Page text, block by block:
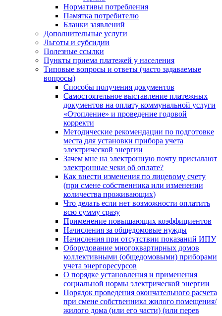
Нормативы потребления
Памятка потребителю
Бланки заявлений
Дополнительные услуги
Льготы и субсидии
Полезные ссылки
Пункты приема платежей у населения
Типовые вопросы и ответы (часто задаваемые
вопросы)
Способы получения документов
Самостоятельное выставление платежных
документов на оплату коммунальной услуги
«Отопление» и проведение годовой
корректи
Методические рекомендации по подготовке
места для установки прибора учета
электрической энергии
Зачем мне на электронную почту присылают
электронные чеки об оплате?
Как внести изменения по лицевому счету
(при смене собственника или изменении
количества проживающих)
Что делать если нет возможности оплатить
всю сумму сразу
Применение повышающих коэффициентов
Начисления за общедомовые нужды
Начисления при отсутствии показаний ИПУ
Оборудование многоквартирных домов
коллективными (общедомовыми) приборами
учета энергоресурсов
О порядке установления и применения
социальной нормы электрической энергии
Порядок проведения окончательного расчета
при смене собственника жилого помещения/
жилого дома (или его части) (или перев